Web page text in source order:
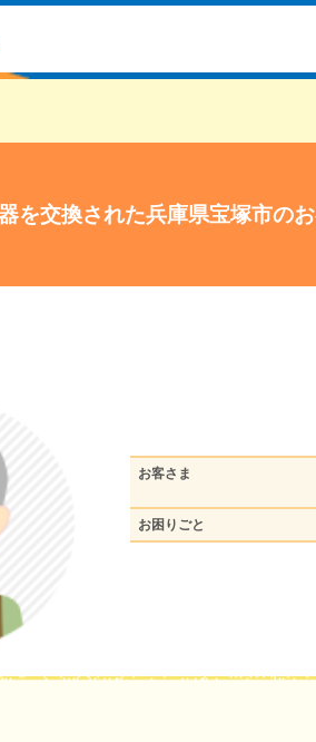
を交換された兵庫県宝塚市の
お客さま
お困りごと